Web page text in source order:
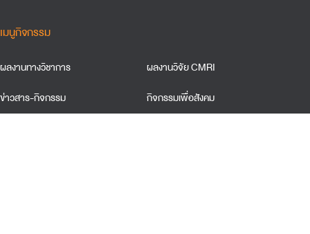
เมนูกิจกรรม
ผลงานทางวิชาการ
ผลงานวิจัย CMRI
ข่าวสาร-กิจกรรม
กิจกรรมเพื่อสังคม